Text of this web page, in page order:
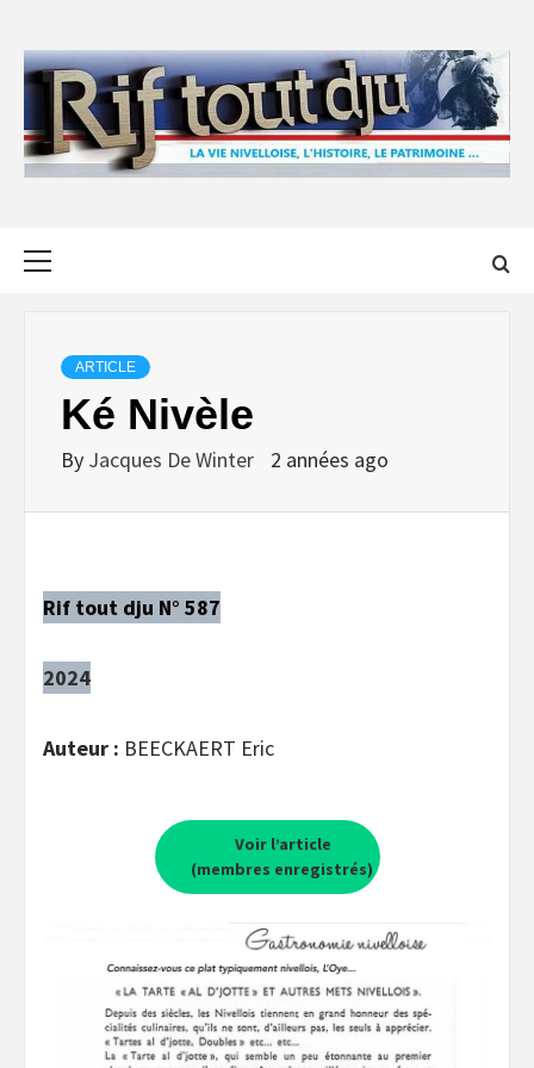
content
ARTICLE
Ké Nivèle
By Jacques De Winter 2 années ago
Rif tout dju N° 587
2024
Auteur : BEECKAERT Eric
Voir l’article
(membres enregistrés)